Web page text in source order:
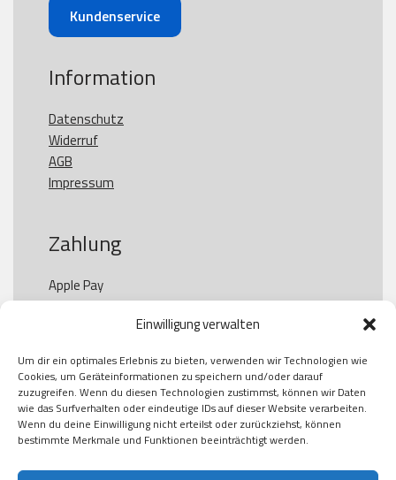
Einwilligung verwalten
Um dir ein optimales Erlebnis zu bieten, verwenden wir Technologien wie
Cookies, um Geräteinformationen zu speichern und/oder darauf
zuzugreifen. Wenn du diesen Technologien zustimmst, können wir Daten
wie das Surfverhalten oder eindeutige IDs auf dieser Website verarbeiten.
Wenn du deine Einwilligung nicht erteilst oder zurückziehst, können
bestimmte Merkmale und Funktionen beeinträchtigt werden.
Kundenservice
Information
Datenschutz
Widerruf
AGB
Impressum
Zahlung
Apple Pay
Paypal
Kauf auf Rechung
Klarna
American Express